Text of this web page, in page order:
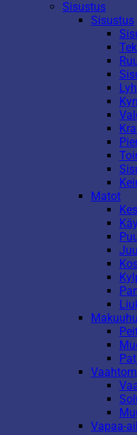
Sisustus
Sisustus
Matot
Vapaa-